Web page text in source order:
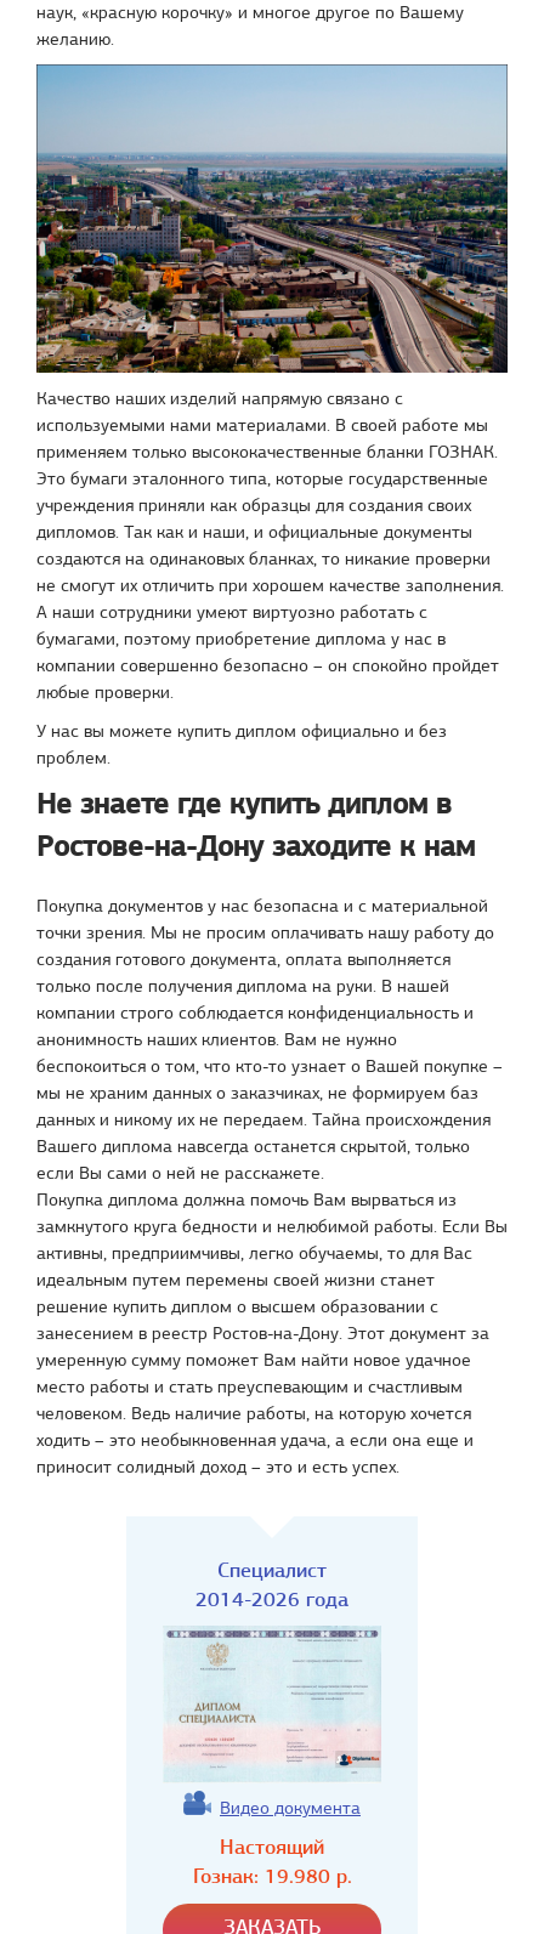
наук, «красную корочку» и многое другое по Вашему
желанию.
Качество наших изделий напрямую связано с
используемыми нами материалами. В своей работе мы
применяем только высококачественные бланки ГОЗНАК.
Это бумаги эталонного типа, которые государственные
учреждения приняли как образцы для создания своих
дипломов. Так как и наши, и официальные документы
создаются на одинаковых бланках, то никакие проверки
не смогут их отличить при хорошем качестве заполнения.
А наши сотрудники умеют виртуозно работать с
бумагами, поэтому приобретение диплома у нас в
компании совершенно безопасно – он спокойно пройдет
любые проверки.
У нас вы можете купить диплом официально и без
проблем.
Не знаете где купить диплом в
Ростове-на-Дону заходите к нам
Покупка документов у нас безопасна и с материальной
точки зрения. Мы не просим оплачивать нашу работу до
создания готового документа, оплата выполняется
только после получения диплома на руки. В нашей
компании строго соблюдается конфиденциальность и
анонимность наших клиентов. Вам не нужно
беспокоиться о том, что кто-то узнает о Вашей покупке –
мы не храним данных о заказчиках, не формируем баз
данных и никому их не передаем. Тайна происхождения
Вашего диплома навсегда останется скрытой, только
если Вы сами о ней не расскажете.
Покупка диплома должна помочь Вам вырваться из
замкнутого круга бедности и нелюбимой работы. Если Вы
активны, предприимчивы, легко обучаемы, то для Вас
идеальным путем перемены своей жизни станет
решение купить диплом о высшем образовании с
занесением в реестр Ростов-на-Дону. Этот документ за
умеренную сумму поможет Вам найти новое удачное
место работы и стать преуспевающим и счастливым
человеком. Ведь наличие работы, на которую хочется
ходить – это необыкновенная удача, а если она еще и
приносит солидный доход – это и есть успех.
Специалист
2014-2026 года
Видео документа
Настоящий
Гознак: 19.980р.